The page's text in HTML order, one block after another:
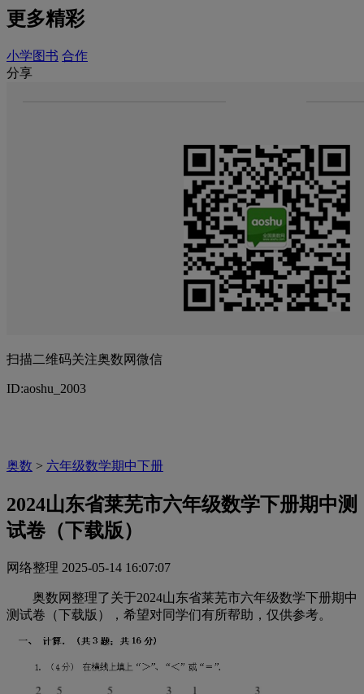
更多精彩
小学图书 合作
分享
扫描二维码关注奥数网微信
ID:aoshu_2003
奥数 > 六年级数学期中下册
2024山东省莱芜市六年级数学下册期中测
试卷（下载版）
网络整理 2025-05-14 16:07:07
奥数网整理了关于2024山东省莱芜市六年级数学下册期中
测试卷（下载版），希望对同学们有所帮助，仅供参考。